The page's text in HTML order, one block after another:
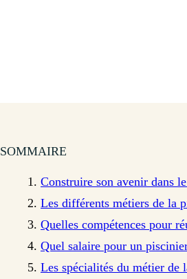
SOMMAIRE
Construire son avenir dans
Les différents métiers de la
Quelles compétences pour
Quel salaire pour un
Les spécialités du métier de